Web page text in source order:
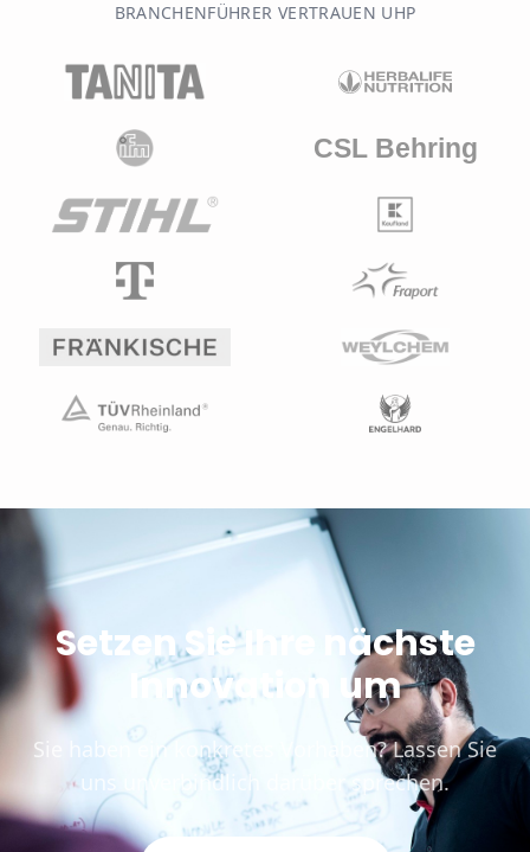
BRANCHENFÜHRER VERTRAUEN UHP
Setzen Sie Ihre nächste
Innovation um
Sie haben ein konkretes Vorhaben? Lassen Sie
uns unverbindlich darüber sprechen.